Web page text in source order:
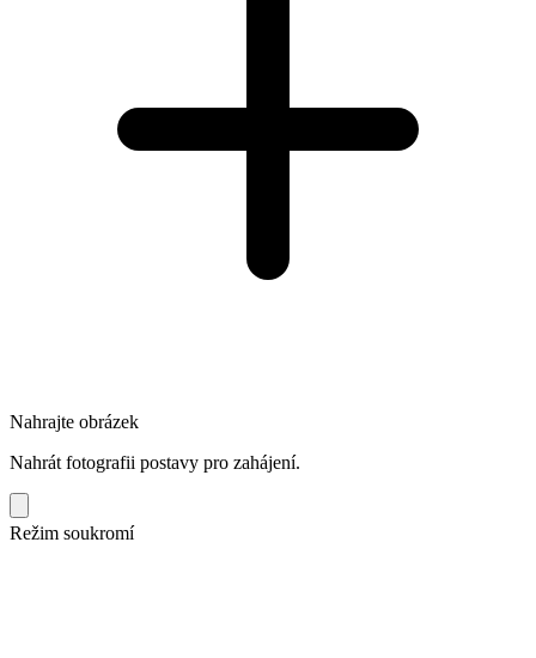
Nahrajte obrázek
Nahrát fotografii postavy pro zahájení.
Režim soukromí